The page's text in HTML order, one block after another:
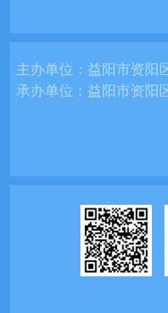
主办单位：益阳市资阳
承办单位：益阳市资阳